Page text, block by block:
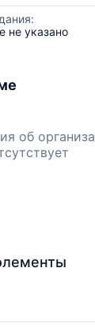
не указано
об